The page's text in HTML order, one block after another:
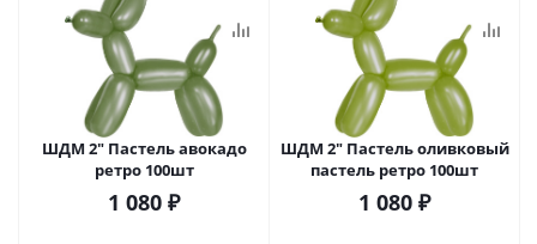
ШДМ 2" Пастель авокадо
ретро 100шт
1 080 ₽
ШДМ 2" Пастель оливковый
пастель ретро 100шт
1 080 ₽